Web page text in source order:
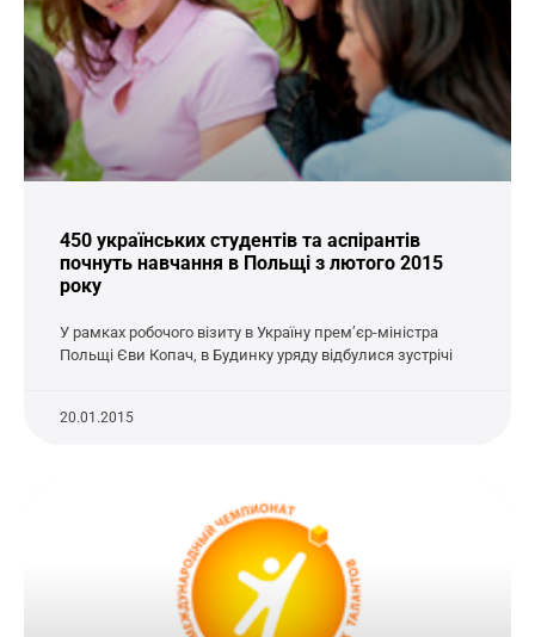
450 українських студентів та аспірантів
почнуть навчання в Польщі з лютого 2015
року
У рамках робочого візиту в Україну прем’єр-міністра
Польщі Єви Копач, в Будинку уряду відбулися зустрічі
20.01.2015